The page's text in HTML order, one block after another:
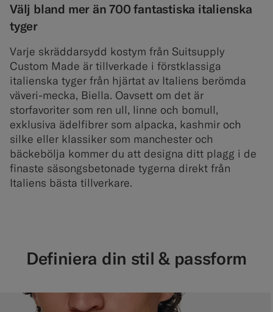
Välj bland mer än 700 fantastiska italienska
tyger
Varje skräddarsydd kostym från Suitsupply
Custom Made är tillverkade i förstklassiga
italienska tyger från hjärtat av Italiens berömda
väveri-mecka, Biella. Oavsett om det är
storfavoriter som ren ull, linne och bomull,
exklusiva ädelfibrer som alpacka, kashmir och
silke eller klassiker som manchester och
bäckebölja kommer du att designa ditt plagg i de
finaste säsongsbetonade tygerna direkt från
Italiens bästa tillverkare.
Definiera din stil & passform